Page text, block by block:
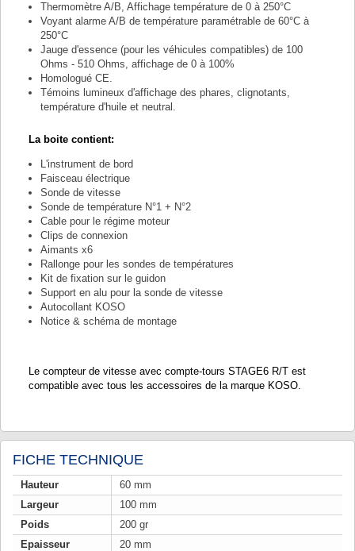
Thermomètre A/B, Affichage température de 0 à 250°C
Voyant alarme A/B de température paramétrable de 60°C à
250°C
Jauge d'essence (pour les véhicules compatibles) de 100
Ohms - 510 Ohms, affichage de 0 à 100%
Homologué CE.
Témoins lumineux d'affichage des phares, clignotants,
température d'huile et neutral.
La boite contient:
L'instrument de bord
Faisceau électrique
Sonde de vitesse
Sonde de température N°1 + N°2
Cable pour le régime moteur
Clips de connexion
Aimants x6
Rallonge pour les sondes de températures
Kit de fixation sur le guidon
Support en alu pour la sonde de vitesse
Autocollant KOSO
Notice & schéma de montage
Le compteur de vitesse avec compte-tours STAGE6 R/T est
compatible avec tous les accessoires de la marque KOSO.
FICHE TECHNIQUE
Hauteur
60 mm
Largeur
100 mm
Poids
200 gr
Epaisseur
20 mm